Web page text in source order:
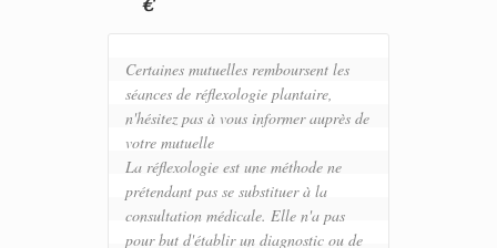
€
Certaines mutuelles remboursent les
séances de réflexologie plantaire,
n'hésitez pas à vous informer auprès de
votre mutuelle
La réflexologie est une méthode ne
prétendant pas se substituer à la
consultation médicale. Elle n'a pas
pour but d'établir un diagnostic ou de